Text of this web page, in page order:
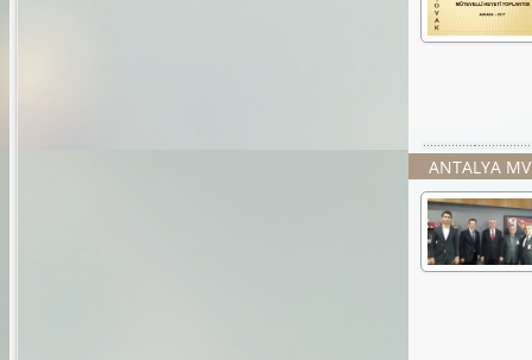
ANTALYA